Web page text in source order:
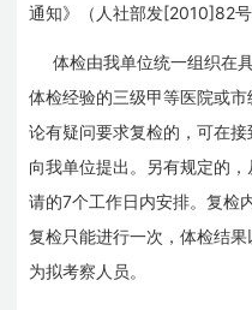
通知》（人社部发[2010]82
体检由我单位统一组织在
体检经验的三级甲等医院或
论有疑问要求复检的，可在
向我单位提出。另有规定的
请的7个工作日内安排。复检
复检只能进行一次，体检结
为拟考察人员。